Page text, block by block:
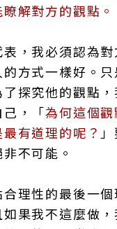
解對方的觀點。
，我必須認為
方式一樣好。
探究他的觀點
己，「為何這個
有道理的呢？
不可能。
理性的最後一
果我不這麼做